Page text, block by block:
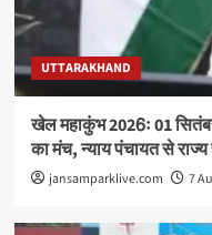
UTTARAKHAND
खेल महाकुंभ 2026ः 01
का मंच, न्याय पंचायत से राज्य
jansamparklive.com 7